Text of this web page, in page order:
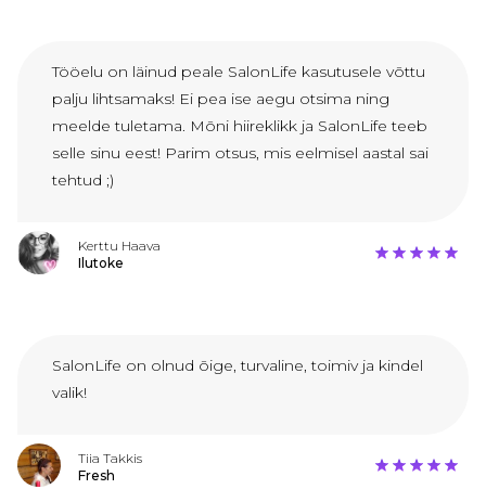
Tööelu on läinud peale SalonLife kasutusele võttu
palju lihtsamaks! Ei pea ise aegu otsima ning
meelde tuletama. Mõni hiireklikk ja SalonLife teeb
selle sinu eest! Parim otsus, mis eelmisel aastal sai
tehtud ;)
Kerttu Haava
Ilutoke
SalonLife on olnud õige, turvaline, toimiv ja kindel
valik!
Tiia Takkis
Fresh